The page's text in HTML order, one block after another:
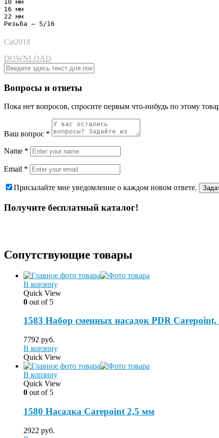
10 мм
16 мм
22 мм
Резьба – 5/16
Cat2018
DOWNLOAD
Вопросы и ответы
Пока нет вопросов, спросите первым что-нибудь по этому
Ваш вопрос *
Name *
Email *
Присылайте мне уведомление о каждом новом ответе.
Получите бесплатный каталог!
Сопутствующие товары
В корзину
Quick View
0 out of 5
1583 Набор сменных насадок PDR
7792 руб.
В корзину
Quick View
В корзину
Quick View
0 out of 5
1580 Насадка Carepoint 2,5 мм
2922 руб.